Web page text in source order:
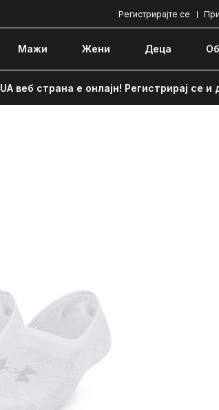
Регистрирајте се
Мажи Жени Децa
веб страна е онлајн! Регистрирај се и